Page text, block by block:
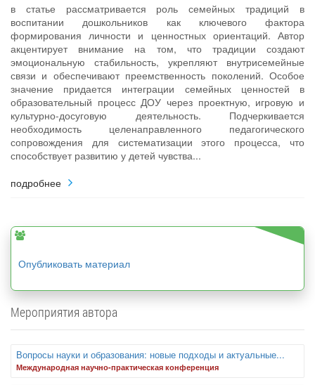
в статье рассматривается роль семейных традиций в
воспитании дошкольников как ключевого фактора
формирования личности и ценностных ориентаций. Автор
акцентирует внимание на том, что традиции создают
эмоциональную стабильность, укрепляют внутрисемейные
связи и обеспечивают преемственность поколений. Особое
значение придается интеграции семейных ценностей в
образовательный процесс ДОУ через проектную, игровую и
культурно-досуговую деятельность. Подчеркивается
необходимость целенаправленного педагогического
сопровождения для систематизации этого процесса, что
способствует развитию у детей чувства...
подробнее
Опубликовать материал
Мероприятия автора
Вопросы науки и образования: новые подходы и актуальные...
Международная научно-практическая конференция